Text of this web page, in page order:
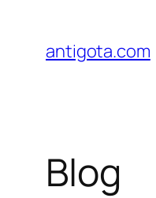
contenido
antigota.com
Blog